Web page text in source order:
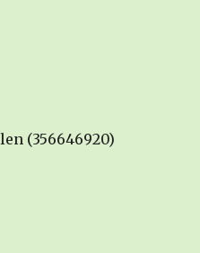
(356646920)